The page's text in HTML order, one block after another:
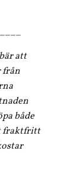
att
från
både
fraktfritt